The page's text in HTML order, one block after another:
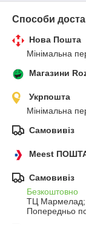
Способи
Нова Пошта
Мінімальна
Магазини
Укрпошта
Мінімальна
Самовивіз
Meest
Самовивіз
Безкоштовно
ТЦ Мармелад;
Попередньо